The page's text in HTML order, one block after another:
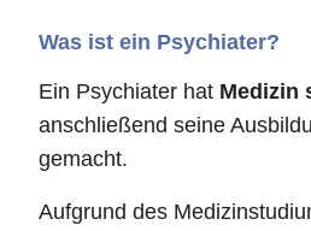
Was ist ein Psychiater?
Ein Psychiater hat Medizin
anschließend seine
gemacht.
Aufgrund des